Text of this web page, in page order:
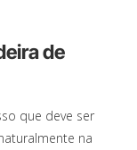
de
que deve ser
na